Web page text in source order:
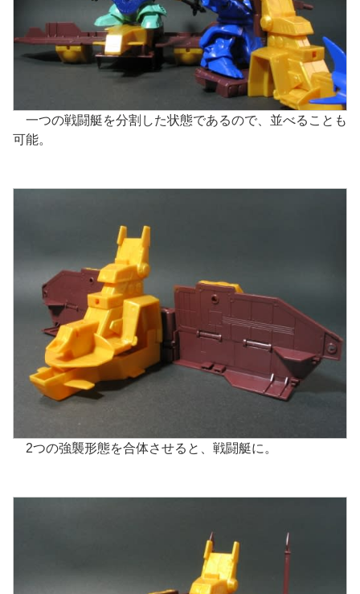
一つの戦闘艇を分割した状態であるので、並べることも
可能。
2つの強襲形態を合体させると、戦闘艇に。